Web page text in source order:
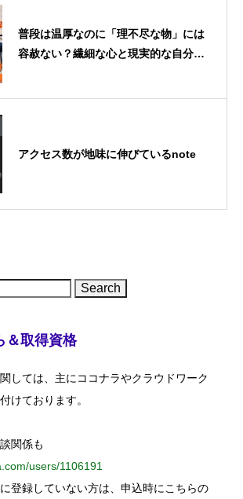
普段は温厚なのに「理不尽な物」には
容赦ない？繊細な心と現実的な自分が
アクセス数が地味に伸びているnote
＆取得資格
しては、主にココナラやクラウドワーク
けております。
関係も
users/1106191
に登録していない方は、申込時にこちらの